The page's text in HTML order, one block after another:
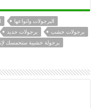
البرجولات وانواعها
برجولات حديد
برجولات خشب
برجولة خشبية ستحمسك